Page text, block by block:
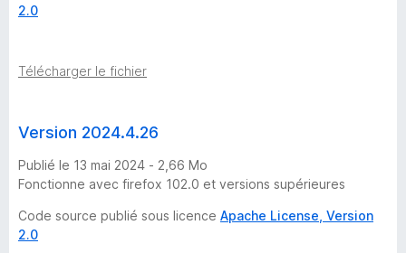
2.0
Télécharger le fichier
Version 2024.4.26
Publié le 13 mai 2024 - 2,66 Mo
Fonctionne avec firefox 102.0 et versions supérieures
Code source publié sous licence Apache License, Version
2.0